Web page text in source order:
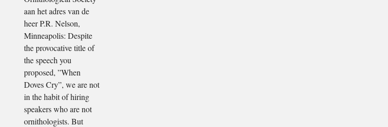
aan het adres van de
heer P.R. Nelson,
Minneapolis: Despite
the provocative title of
the speech you
proposed, ”When
Doves Cry”, we are not
in the habit of hiring
speakers who are not
ornithologists. But